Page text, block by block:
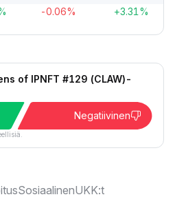
-0.06% +3.31%
of IPNFT #129 (CLAW)-
Negatiivinen
SosiaalinenUKK:t